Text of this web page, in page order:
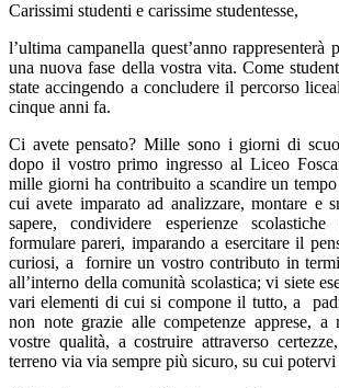
Carissimi studenti e carissime studentesse,
l’ultima campanella quest’anno rappresenterà
una nuova fase della vostra vita. Come
state accingendo a concludere il percorso
cinque anni fa.
Ci avete pensato? Mille sono i giorni di
dopo il vostro primo ingresso al Liceo
mille giorni ha contribuito a scandire un
cui avete imparato ad analizzare, montare e
sapere, condividere esperienze scolastiche
formulare pareri, imparando a esercitare il
curiosi, a fornire un vostro contributo in
all’interno della comunità scolastica; vi siete
vari elementi di cui si compone il tutto, a
non note grazie alle competenze apprese, a
vostre qualità, a costruire attraverso
terreno via via sempre più sicuro, su cui potervi